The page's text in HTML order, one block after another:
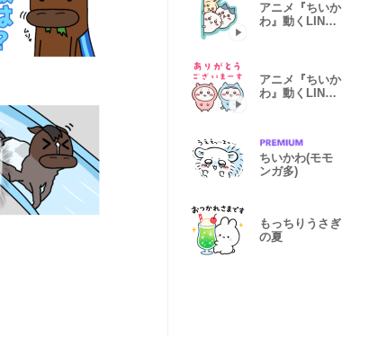
アニメ『ちいか
わ』動くLINE
アニメ『ちいか
わ』動くLINE
ちいかわ(モモ
ンガ多)
もっちりうさぎ
の夏